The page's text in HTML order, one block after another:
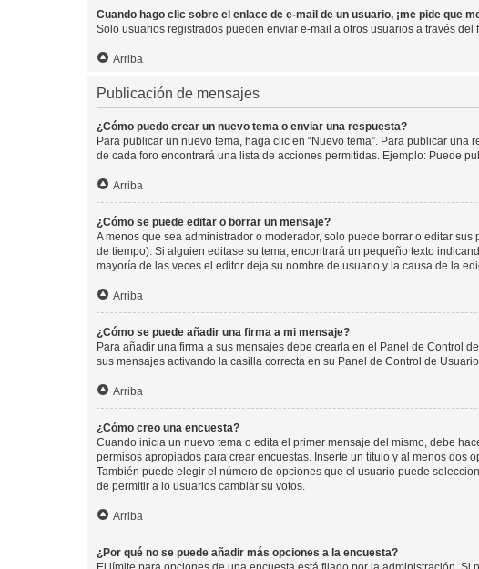
Cuando hago clic sobre el enlace de e-mail de un usuario, ¡me pide que
Solo usuarios registrados pueden enviar e-mail a otros usuarios a través
Arriba
Publicación de mensajes
¿Cómo puedo crear un nuevo tema o enviar una respuesta?
Para publicar un nuevo tema, haga clic en “Nuevo tema”. Para publicar
de cada foro encontrará una lista de acciones permitidas. Ejemplo: Puede
Arriba
¿Cómo se puede editar o borrar un mensaje?
A menos que sea administrador o moderador, solo puede borrar o editar
de tiempo). Si alguien editase su tema, encontrará un pequeño texto
mayoría de las veces el editor deja su nombre de usuario y la causa de la
Arriba
¿Cómo se puede añadir una firma a mi mensaje?
Para añadir una firma a sus mensajes debe crearla en el Panel de Control
sus mensajes activando la casilla correcta en su Panel de Control de
Arriba
¿Cómo creo una encuesta?
Cuando inicia un nuevo tema o edita el primer mensaje del mismo, debe
permisos apropiados para crear encuestas. Inserte un título y al menos
También puede elegir el número de opciones que el usuario puede
de permitir a lo usuarios cambiar su votos.
Arriba
¿Por qué no se puede añadir más opciones a la encuesta?